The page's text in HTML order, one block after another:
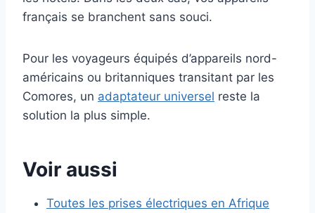
français se branchent sans souci.
Pour les voyageurs équipés d’appareils nord-
américains ou britanniques transitant par les
Comores, un adaptateur universel reste la
solution la plus simple.
Voir aussi
Toutes les prises électriques en Afrique